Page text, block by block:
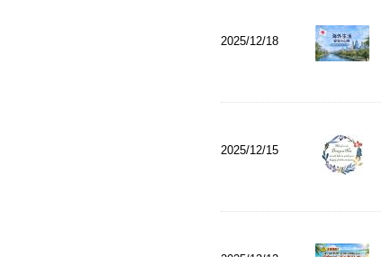
2025/12/18
2025/12/15